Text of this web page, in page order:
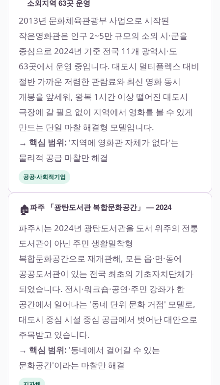
소외지역 63곳 운영
2013년 문화체육관광부 사업으로 시작된
작은영화관은 인구 2~5만 규모의 소외 시·군을
중심으로 2024년 기준 전국 11개 광역시·도
63곳에서 운영 중입니다. 대도시 멀티플렉스 대비
절반 가까운 저렴한 관람료와 최신 영화 동시
개봉을 앞세워, 왕복 1시간 이상 떨어진 대도시
극장에 갈 필요 없이 지역에서 영화를 볼 수 있게
만드는 단일 마찰 해결형 모델입니다.
→ 핵심 범위: '지역에 영화관 자체가 없다'는
물리적 공급 마찰만 해결
공공·사회적기업
🏚️파주 「광탄도서관 복합문화공간」 — 2024
파주시는 2024년 광탄도서관을 도서 위주의 전통
도서관이 아닌 주민 생활밀착형
복합문화공간으로 재개관해, 모든 읍·면·동에
공공도서관이 있는 전국 최초의 기초자치단체가
되었습니다. 전시·워크숍·공연·주민 강좌가 한
공간에서 일어나는 '동네 단위 문화 거점' 모델로,
대도시 중심 시설 중심 공급에서 벗어난 대안으로
주목받고 있습니다.
→ 핵심 범위: '동네에서 걸어갈 수 있는
문화공간'이라는 마찰만 해결